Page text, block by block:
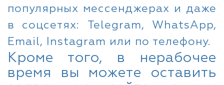
популярных мессенджерах и даже
в соцсетях: Telegram, WhatsApp,
Email, Instagram или по телефону.
Кроме того, в нерабочее
время вы можете оставить